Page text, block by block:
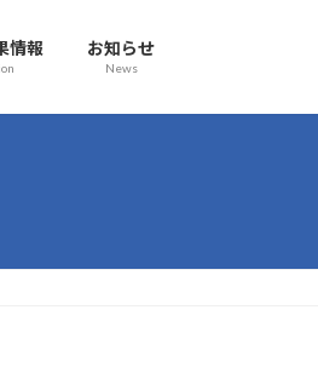
情報 お知らせ
News